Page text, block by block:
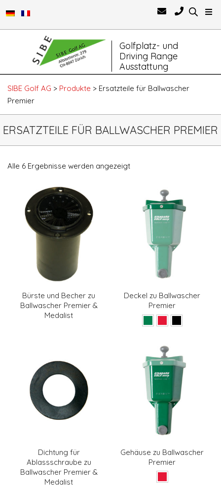
Golfplatz- und
Driving Range
Ausstattung
Navigation
SIBE Golf AG > Produkte > Ersatzteile für Ballwascher
Premier
ERSATZTEILE FÜR BALLWASCHER PREMIER
Alle 6 Ergebnisse werden angezeigt
Bürste und Becher zu
Ballwascher Premier &
Medalist
Deckel zu Ballwascher
Premier
Dichtung für
Ablassschraube zu
Ballwascher Premier &
Medalist
Gehäuse zu Ballwascher
Premier